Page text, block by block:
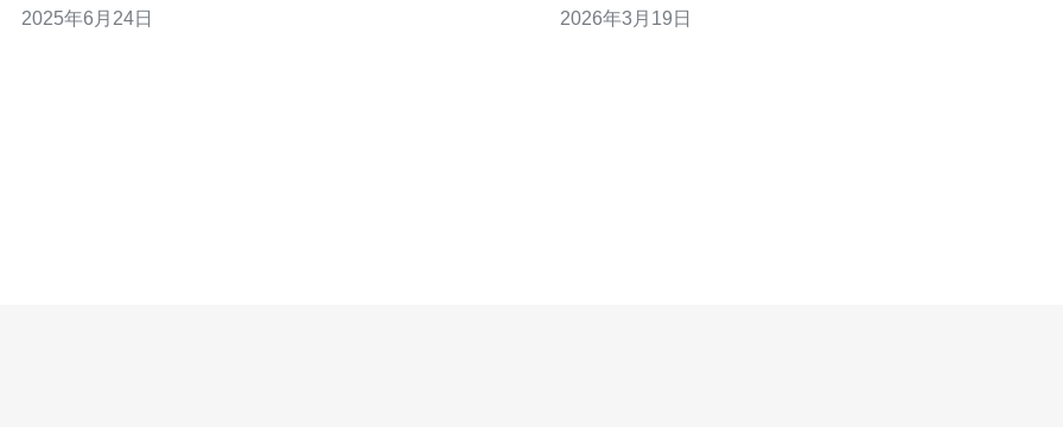
务器是一个明智的选择。 双向cn2网络是指具有双向优化
2025年6月24日
商网站访问? 选择链路时，我们关注时延、丢包和抖动。
2026年3月19日